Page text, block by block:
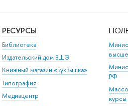
РЕСУРСЫ
Библиотека
Издательский дом ВШЭ
Книжный магазин «БукВышка»
Типография
Медиацентр
РФ
курсы